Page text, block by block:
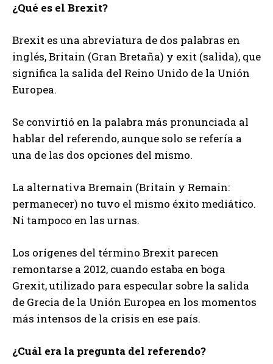
¿Qué es el Brexit?
Brexit es una abreviatura de dos palabras en
inglés, Britain (Gran Bretaña) y exit (salida), que
significa la salida del Reino Unido de la Unión
Europea.
Se convirtió en la palabra más pronunciada al
hablar del referendo, aunque solo se refería a
una de las dos opciones del mismo.
La alternativa Bremain (Britain y Remain:
permanecer) no tuvo el mismo éxito mediático.
Ni tampoco en las urnas.
Los orígenes del término Brexit parecen
remontarse a 2012, cuando estaba en boga
Grexit, utilizado para especular sobre la salida
de Grecia de la Unión Europea en los momentos
más intensos de la crisis en ese país.
¿Cuál era la pregunta del referendo?